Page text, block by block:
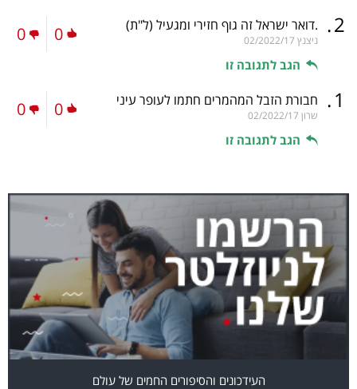
2
. .דואר ישראל זה גוף חזירי ומגעיל (ל"ת)
ניצנץ 02/2022/17
הגב לתגובה זו
0
0
1
. חבורת הזבל המהמרים חתמו לעופר עיני
שרון 02/2022/17
הגב לתגובה זו
0
0
העידכונים והסיפורים החמים של עולם